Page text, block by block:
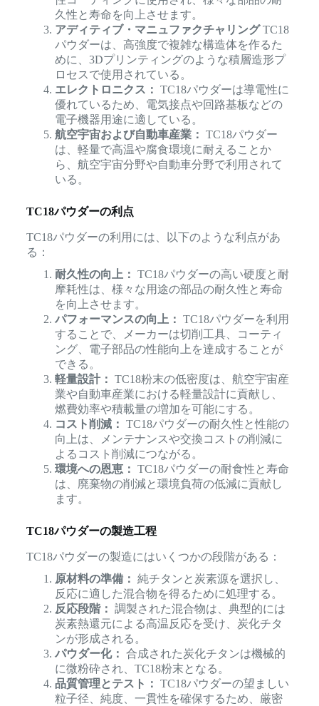
久性と寿命を向上させます。
アディティブ・マニュファクチャリングTC18
パウダーは、高強度で複雑な構造体を作るた
めに、3Dプリンティングのような積層造形プ
ロセスで使用されている。
エレクトロニクス： TC18パウダーは導電性に
優れているため、電気接点や回路基板などの
電子機器用途に適している。
航空宇宙および自動車産業： TC18パウダー
は、軽量で高温や腐食環境に耐えることか
ら、航空宇宙分野や自動車分野で利用されて
いる。
TC18パウダーの利点
TC18パウダーの利用には、以下のような利点があ
る：
耐久性の向上： TC18パウダーの高い硬度と耐
摩耗性は、様々な用途の部品の耐久性と寿命
を向上させます。
パフォーマンスの向上： TC18パウダーを利用
することで、メーカーは切削工具、コーティ
ング、電子部品の性能向上を達成することが
できる。
軽量設計： TC18粉末の低密度は、航空宇宙産
業や自動車産業における軽量設計に貢献し、
燃費効率や積載量の増加を可能にする。
コスト削減： TC18パウダーの耐久性と性能の
向上は、メンテナンスや交換コストの削減に
よるコスト削減につながる。
環境への恩恵： TC18パウダーの耐食性と寿命
は、廃棄物の削減と環境負荷の低減に貢献し
ます。
TC18パウダーの製造工程
TC18パウダーの製造にはいくつかの段階がある：
原材料の準備： 純チタンと炭素源を選択し、
反応に適した混合物を得るために処理する。
反応段階： 調製された混合物は、典型的には
炭素熱還元による高温反応を受け、炭化チタ
ンが形成される。
パウダー化： 合成された炭化チタンは機械的
に微粉砕され、TC18粉末となる。
品質管理とテスト： TC18パウダーの望ましい
粒子径、純度、一貫性を確保するため、厳密